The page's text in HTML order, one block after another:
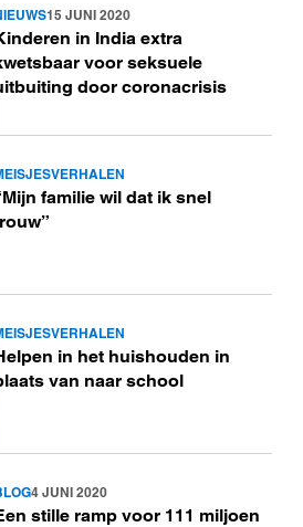
15 JUNI 2020
in India extra
voor seksuele
door coronacrisis
familie wil dat ik snel
in het huishouden in
van naar school
4 JUNI 2020
stille ramp voor 111 miljoen